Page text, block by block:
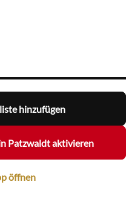
hinzufügen
Patzwaldt aktivieren
öffnen